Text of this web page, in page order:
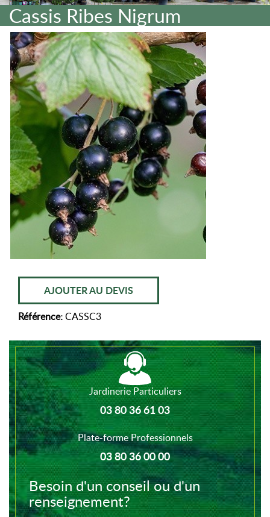
Cassis Ribes Nigrum
AJOUTER AU DEVIS
Référence:CASSC3
Jardinerie Particuliers
03 80 36 61 03
Plate-forme Professionnels
03 80 36 00 00
Besoin d'un conseil ou d'un
renseignement?